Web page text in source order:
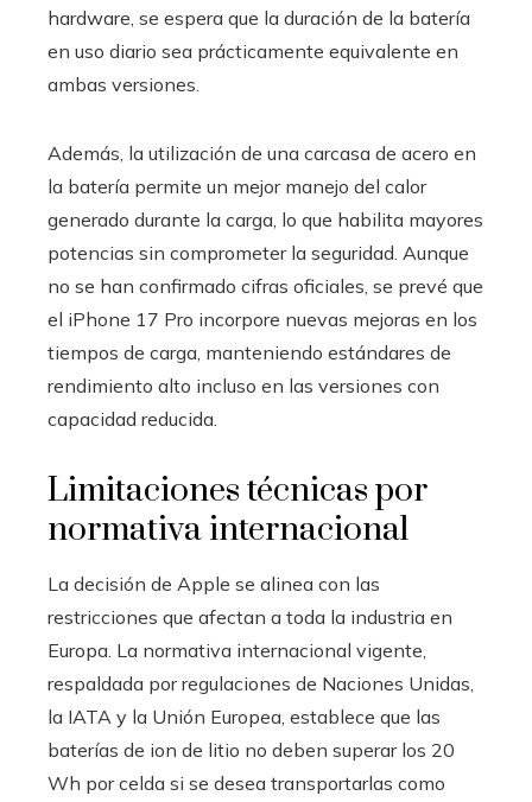
hardware, se espera que la duración de la batería
en uso diario sea prácticamente equivalente en
ambas versiones.
Además, la utilización de una carcasa de acero en
la batería permite un mejor manejo del calor
generado durante la carga, lo que habilita mayores
potencias sin comprometer la seguridad. Aunque
no se han confirmado cifras oficiales, se prevé que
el iPhone 17 Pro incorpore nuevas mejoras en los
tiempos de carga, manteniendo estándares de
rendimiento alto incluso en las versiones con
capacidad reducida.
Limitaciones técnicas por
normativa internacional
La decisión de Apple se alinea con las
restricciones que afectan a toda la industria en
Europa. La normativa internacional vigente,
respaldada por regulaciones de Naciones Unidas,
la IATA y la Unión Europea, establece que las
baterías de ion de litio no deben superar los 20
Wh por celda si se desea transportarlas como